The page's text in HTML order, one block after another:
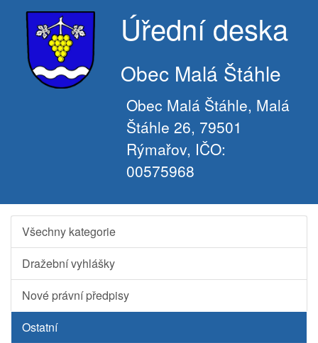
Úřední deska
Obec Malá Štáhle
Obec Malá Štáhle, Malá
Štáhle 26, 79501
Rýmařov, IČO:
00575968
Všechny kategorie
Dražební vyhlášky
Nové právní předpisy
Ostatní